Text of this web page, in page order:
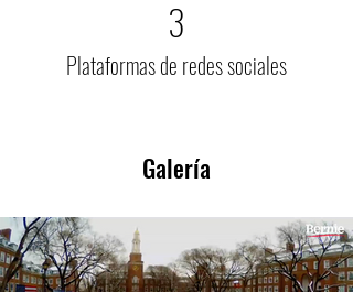
3
Plataformas de redes sociales
Galería